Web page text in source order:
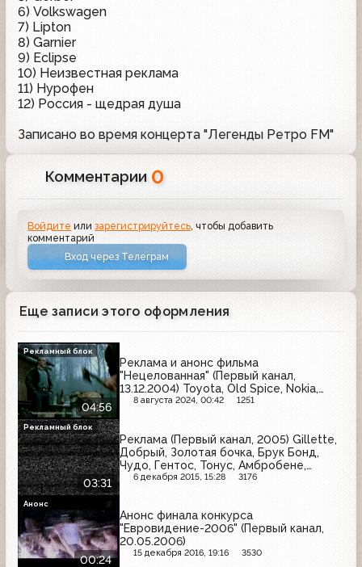
6) Volkswagen
7) Lipton
8) Garnier
9) Eclipse
10) Неизвестная реклама
11) Нурофен
12) Россия - щедрая душа
Записано во время концерта "Легенды Ретро FM"
Комментарии 0
Войдите илизарегистрируйтесь , чтобы добавить
комментарий
Вход через Телеграм
Еще записи этого оформления
04:56
Реклама и анонс фильма
"Нецелованная" (Первый канал,
13.12.2004) Toyota, Old Spice, Nokia,
Samsung, Gillette, Avon,
8 августа 2024, 00:42 1251
Рекламный блок
03:31
Реклама (Первый канал, 2005) Gillette,
Добрый, Золотая бочка, Брук Бонд,
Чудо, Гентос, Тонус, Амбробене,
Сибирская корона, Победа, Биттнер
6 декабря 2015, 15:28 3176
Рекламный блок
00:24
Анонс финала конкурса
"Евровидение-2006" (Первый канал,
20.05.2006)
15 декабря 2016, 19:16 3530
Анонс